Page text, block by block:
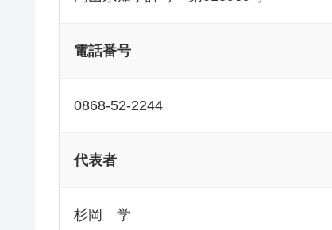
電話番号
0868-52-2244
代表者
杉岡 学